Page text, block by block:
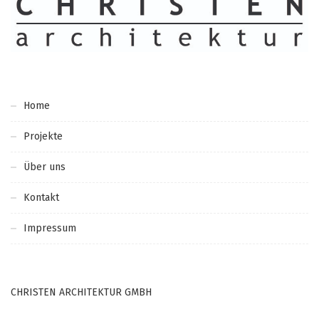
Home
Projekte
Über uns
Kontakt
Impressum
CHRISTEN ARCHITEKTUR GMBH